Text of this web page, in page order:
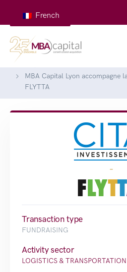
French
MBA Capital Lyon accompagne
FLYTTA
-
Transaction type
FUNDRAISING
Activity sector
LOGISTICS & TRANSPORTATION